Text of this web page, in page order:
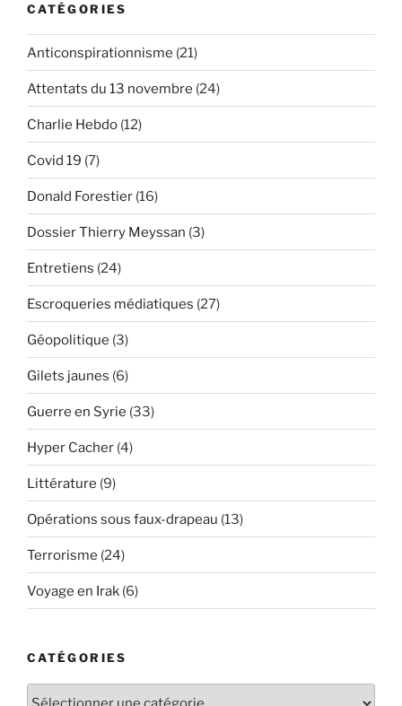
CATÉGORIES
Anticonspirationnisme (21)
Attentats du 13 novembre (24)
Charlie Hebdo (12)
Covid 19 (7)
Donald Forestier (16)
Dossier Thierry Meyssan (3)
Entretiens (24)
Escroqueries médiatiques (27)
Géopolitique (3)
Gilets jaunes (6)
Guerre en Syrie (33)
Hyper Cacher (4)
Littérature (9)
Opérations sous faux-drapeau (13)
Terrorisme (24)
Voyage en Irak (6)
CATÉGORIES